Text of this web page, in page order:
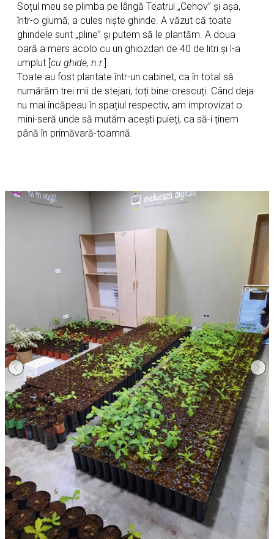
Soțul meu se plimba pe lângă Teatrul „Cehov” și așa,
într-o glumă, a cules niște ghinde. A văzut că toate
ghindele sunt „pline” și putem să le plantăm. A doua
oară a mers acolo cu un ghiozdan de 40 de litri și l-a
umplut [ cu ghide, n.r. ].
Toate au fost plantate într-un cabinet, ca în total să
numărăm trei mii de stejari, toți bine-crescuți. Când deja
nu mai încăpeau în spațiul respectiv, am improvizat o
mini-seră unde să mutăm acești puieți, ca să-i ținem
până în primăvară-toamnă.